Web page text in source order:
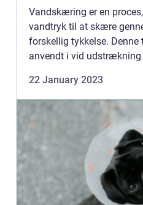
Vandskæring er en
vandtryk til at skære
forskellig tykkelse. Denne
anvendt i vid
skibsbygningsindustrien.
22 January 2023